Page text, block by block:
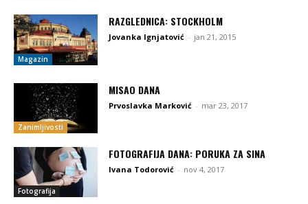
Magazin
RAZGLEDNICA: STOCKHOLM
Jovanka Ignjatović - jan 21, 2015
Zanimljivosti
MISAO DANA
Prvoslavka Marković - mar 23, 2017
Fotografija
FOTOGRAFIJA DANA: PORUKA ZA SINA
Ivana Todorović - nov 4, 2017